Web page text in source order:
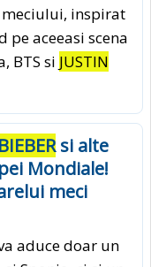
inspirat
pe aceeasi scena
BTS si JUSTIN
si alte
Mondiale!
meci
aduce doar un